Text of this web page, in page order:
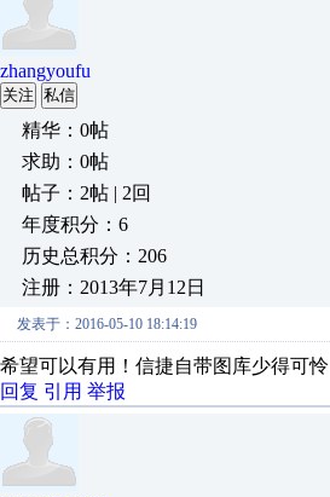
zhangyoufu
关注 私信
精华：0帖
求助：0帖
帖子：2帖 | 2回
年度积分：6
历史总积分：206
注册：2013年7月12日
发表于：2016-05-10 18:14:19
希望可以有用！信捷自带图库少得可怜
回复 引用 举报